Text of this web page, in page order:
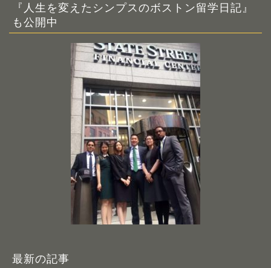
『人生を変えたシンプスのボストン留学日記』
も公開中
最新の記事